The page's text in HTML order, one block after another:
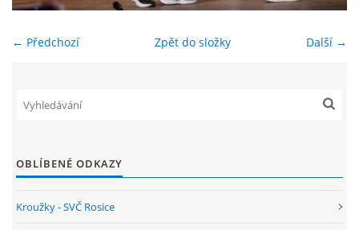
FOTOALBUM
ŠKOLNÍ JÍDELNA
ARCHIV
KROUŽKY
← Předchozí Další →
Zpět do složky
OBLÍBENÉ ODKAZY
Kroužky - SVČ Rosice